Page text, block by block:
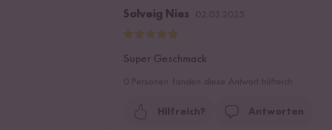
Solveig Nies
Super Geschmack
Hilfreich? Antworten